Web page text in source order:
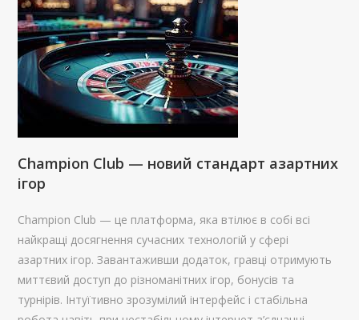
Champion Club — новий стандарт азартних
ігор
Champion Club — це платформа, яка втілює в собі всі
найкращі досягнення сучасних технологій у сфері
азартних ігор. Завантаживши додаток, гравці отримують
миттєвий доступ до різноманітних ігор, бонусів та
турнірів. Інтуїтивно зрозумілий інтерфейс і стабільна